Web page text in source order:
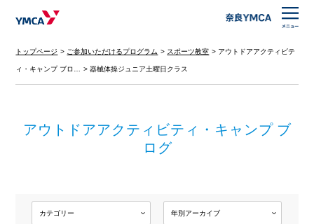
トップページ ご参加いただけるプログラム スポーツ教室 アウトドアアクティビテ
ィ・キャンプ ブロ… 器械体操ジュニア土曜日クラス
アウトドアアクティビティ・キャンプ ブ
ログ